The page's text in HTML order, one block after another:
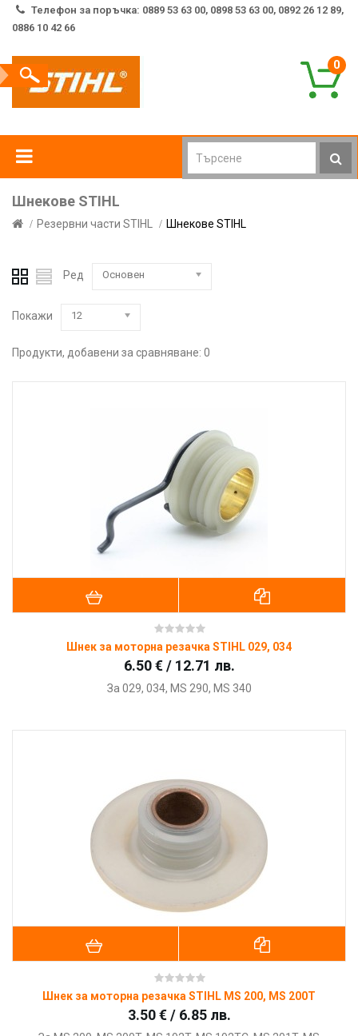
Телефон за поръчка: 0889 53 63 00, 0898 53 63 00, 0892 26 12 89,
0886 10 42 66
0
Шнекове STIHL
Резервни части STIHL Шнекове STIHL
Ред Основен
Покажи 12
Продукти, добавени за сравняване: 0
Шнек за моторна резачка STIHL 029, 034
6.50 € / 12.71 лв.
За 029, 034, MS 290, MS 340
Шнек за моторна резачка STIHL MS 200, MS 200T
3.50 € / 6.85 лв.